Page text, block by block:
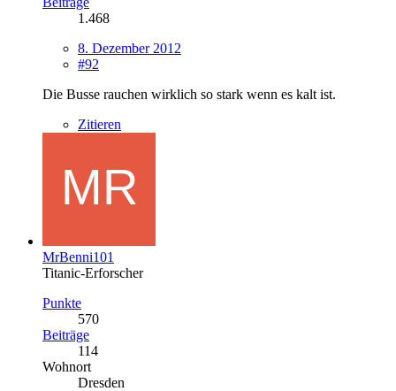
1.468
8. Dezember 2012
#92
Die Busse rauchen wirklich so stark wenn es kalt ist.
Zitieren
MrBenni101
Titanic-Erforscher
Punkte
570
Beiträge
114
Wohnort
Dresden